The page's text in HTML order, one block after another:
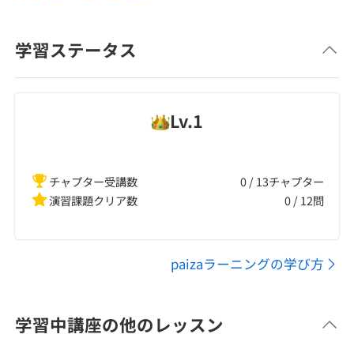
学習ステータス
Lv.1
チャプター受講数
0 / 13チャプター
演習課題クリア数
0/12問
paizaラーニングの学び方
学習中講座の他のレッスン